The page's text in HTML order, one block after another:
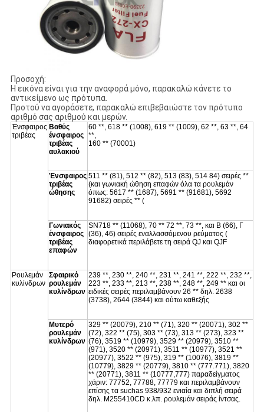
Προσοχή:
Η εικόνα είναι για την αναφορά μόνο, παρακαλώ κάνετε το
αντικείμενο ως πρότυπα.
Προτού να αγοράσετε, παρακαλώ επιβεβαιώστε τον πρότυπο
αριθμό σας αριθμού και μερών.
Ένσφαιρος
τριβέας
Βαθύς
ένσφαιρος
τριβέας
αυλακιού
60 **, 618 ** (1008), 619 ** (1009), 62 **, 63 **, 64
**,
160 ** (70001)
Ένσφαιρος
τριβέας
ώθησης
511 ** (81), 512 ** (82), 513 (83), 514 84) σειρές **
(και γωνιακή ώθηση επαφών όλα τα ρουλεμάν
όπως: 5617 ** (1687), 5691 ** (91681), 5692
91682) σειρές ** (
Γωνιακός
ένσφαιρος
τριβέας
επαφών
SN718 ** (11068), 70 ** 72 **, 73 **, και Β (66), Γ
(36), 46) σειρές εναλλασσόμενου ρεύματος (
διαφορετικά περιλάβετε τη σειρά QJ και QJF
Ρουλεμάν
κυλίνδρων
Σφαιρικό
ρουλεμάν
κυλίνδρων
239 **, 230 **, 240 **, 231 **, 241 **, 222 **, 232 **,
223 **, 233 **, 213 **, 238 **, 248 **, 249 ** και οι
ειδικές σειρές περιλαμβάνουν 26 ** δηλ. 2638
(3738), 2644 (3844) και ούτω καθεξής
Μυτερό
ρουλεμάν
κυλίνδρων
329 ** (20079), 210 ** (71), 320 ** (20071), 302 **
(72), 322 ** (75), 303 ** (73), 313 ** (273), 323 **
(76), 3519 ** (10979), 3529 ** (20979), 3510 **
(971), 3520 ** (20971), 3511 ** (10977), 3521 **
(20977), 3522 ** (975), 319 ** (10076), 3819 **
(10779), 3829 ** (20779), 3810 ** (777.771), 3820
** (20771), 3811 ** (10777,777) παραδείγματος
χάριν: 77752, 77788, 77779 και περιλαμβάνουν
επίσης τα suchas 938/932 ενιαία και διπλή σειρά
δηλ. M255410CD κ.λπ. ρουλεμάν σειράς ίντσας.